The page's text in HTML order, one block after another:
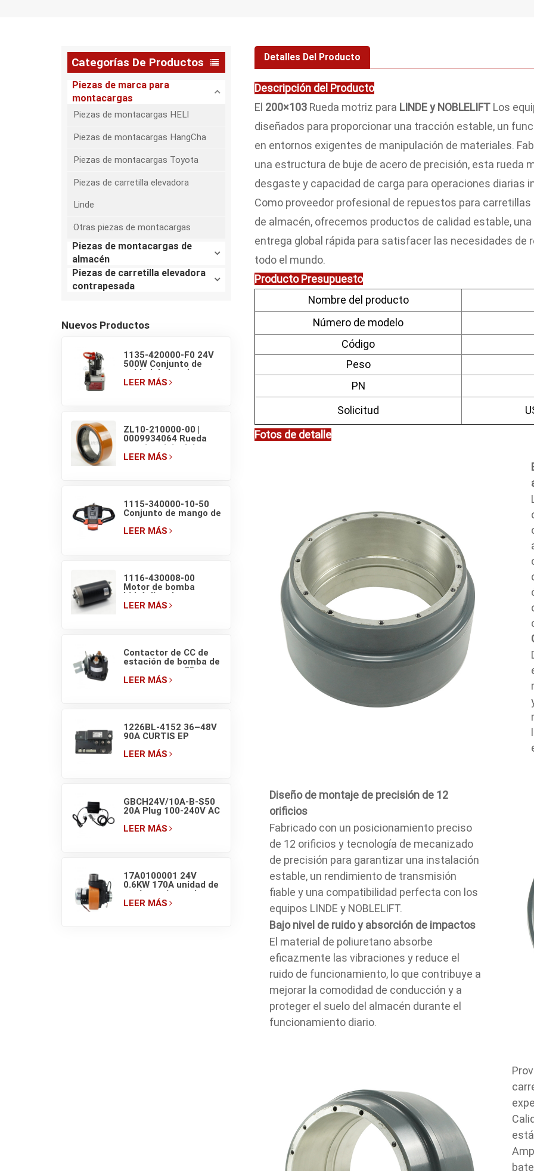
Categorías De Productos
Piezas de marca para
montacargas
Piezas de montacargas HELI
Piezas de montacargas HangCha
Piezas de montacargas Toyota
Piezas de carretilla elevadora
Linde
Otras piezas de montacargas
Piezas de montacargas de
almacén
Piezas de carretilla elevadora
contrapesada
Nuevos Productos
1135-420000-F0 24V
500W Conjunto de
unidad de bomba
hidráulica EP F4 para
LEER MÁS
ZL10-210000-00 |
0009934064 Rueda
motriz original de
transpaleta eléctrica
LEER MÁS
1115-340000-10-50
Conjunto de mango de
interruptores de
LEER MÁS
1116-430008-00
Motor de bomba
hidráulica de
transpaleta eléctrica
LEER MÁS
Contactor de CC de
estación de bomba de
montacargas EP
EPT20-ET ZDJ 4801
LEER MÁS
1226BL-4152 36–48V
90A CURTIS EP
montacargas
LEER MÁS
GBCH24V/10A-B-S50
20A Plug 100-240V AC
de litio para
LEER MÁS
17A0100001 24V
0.6KW 170A unidad de
accionamiento de
transpaleta eléctrica
LEER MÁS
Detalles Del Producto
Descripción del Producto
El 200×103 Rueda motriz para LINDE y NOBLELIFT Los
diseñados para proporcionar una tracción estable, un
en entornos exigentes de manipulación de materiales.
una estructura de buje de acero de precisión, esta rueda
desgaste y capacidad de carga para operaciones diarias
Como proveedor profesional de repuestos para
de almacén, ofrecemos productos de calidad estable,
entrega global rápida para satisfacer las necesidades de
todo el mundo.
ProductoPresupuesto
Nombre del producto
Número de modelo
Código
Peso
PN
Solicitud
Fotos de detalle
Diseño de montaje de precisión de 12
orificios
Fabricado con un posicionamiento preciso
de 12 orificios y tecnología de mecanizado
de precisión para garantizar una instalación
estable, un rendimiento de transmisión
fiable y una compatibilidad perfecta con los
equipos LINDE y NOBLELIFT.
Bajo nivel de ruido y absorción de impactos
El material de poliuretano absorbe
eficazmente las vibraciones y reduce el
ruido de funcionamiento, lo que contribuye a
mejorar la comodidad de conducción y a
proteger el suelo del almacén durante el
funcionamiento diario.